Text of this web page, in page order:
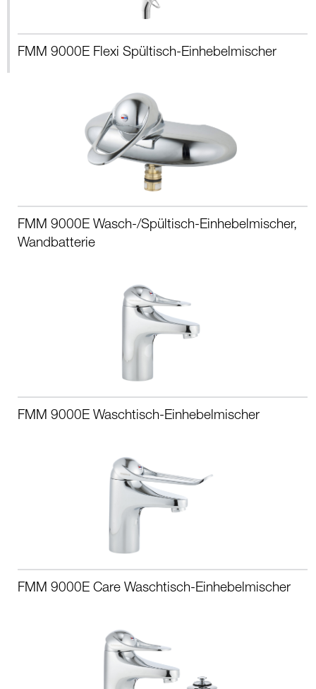
FMM 9000E Flexi Spültisch-Einhebelmischer
FMM 9000E Wasch-/Spültisch-Einhebelmischer,
Wandbatterie
FMM 9000E Waschtisch-Einhebelmischer
FMM 9000E Care Waschtisch-Einhebelmischer